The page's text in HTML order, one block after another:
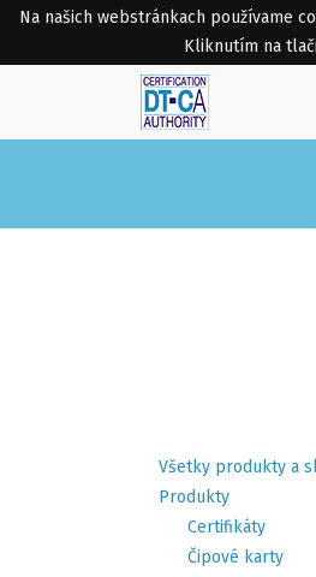
Na našich webstránkach používame
Kliknutím na
Všetky produkty a
Produkty
Certifikáty
Čipové karty